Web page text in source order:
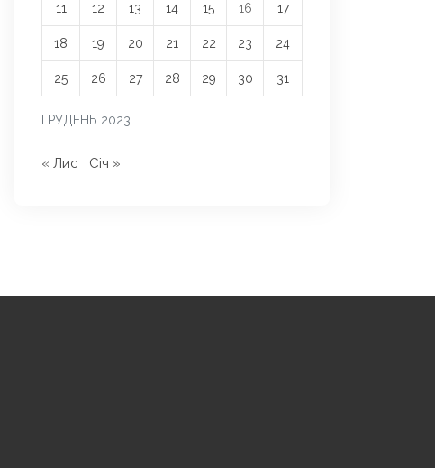
ГРУДЕНЬ 2023
11 12 13 14 15 16 17
18 19 20 21 22 23 24
25 26 27 28 29 30 31
« Лис Січ »